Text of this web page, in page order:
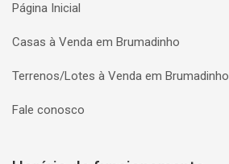
Página Inicial
Casas à Venda em Brumadinho
Terrenos/Lotes à Venda em Brumadinho
Fale conosco